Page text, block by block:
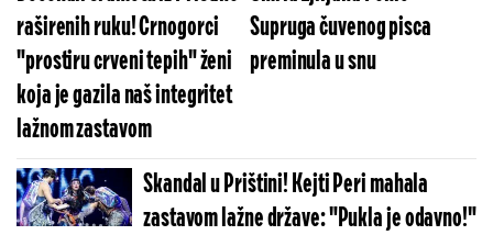
raširenih ruku! Crnogorci
"prostiru crveni tepih" ženi
koja je gazila naš integritet
lažnom zastavom
Supruga čuvenog pisca
preminula u snu
Skandal u Prištini! Kejti Peri mahala
zastavom lažne države: "Pukla je odavno!"